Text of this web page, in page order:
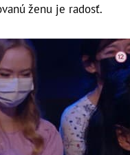
ženu je radosť.